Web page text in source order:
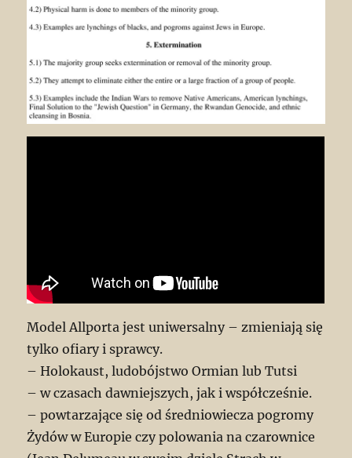
Model Allporta jest uniwersalny – zmieniają się
tylko ofiary i sprawcy.
– Holokaust, ludobójstwo Ormian lub Tutsi
– w czasach dawniejszych, jak i współcześnie.
– powtarzające się od średniowiecza pogromy
Żydów w Europie czy polowania na czarownice